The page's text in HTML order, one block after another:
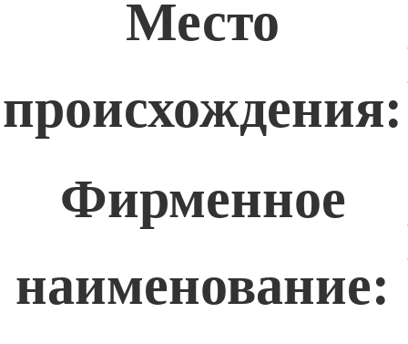
Место
происхождения:
Фирменное
наименование: